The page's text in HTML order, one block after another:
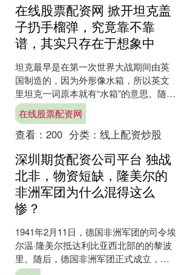
在线股票配资网 掀开坦克盖
子扔手榴弹，究竟靠不靠
谱，其实只存在于想象中
坦克最早是在第一次世界大战期间由英
国制造的，因为外形像水箱，所以英文
里坦克一词原本就有“水箱”的意思。随着
战争的进行，人们逐渐认识到坦克作为
一种强大的武器的威力....
在线股票配资网
查看： 200 分类： 线上配资炒股
深圳期货配资公司平台 独战
北非，物资短缺，隆美尔的
非洲军团为什么混得这么
惨？
1941年2月11日，德国非洲军团的司令埃
尔温·隆美尔抵达利比亚西北部的的黎波
里。随后，德国非洲军团正式成立，标
志着隆美尔的北非征程的开始。在北